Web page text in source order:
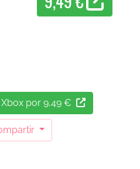
por 9,49 €